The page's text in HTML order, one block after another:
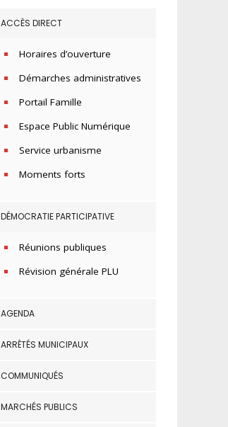
ACCÈS DIRECT
Horaires d’ouverture
Démarches administratives
Portail Famille
Espace Public Numérique
Service urbanisme
Moments forts
DÉMOCRATIE PARTICIPATIVE
Réunions publiques
Révision générale PLU
AGENDA
ARRÊTÉS MUNICIPAUX
COMMUNIQUÉS
MARCHÉS PUBLICS